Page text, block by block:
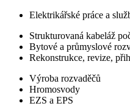
Elektrikářské práce a
Strukturovaná kabeláž
Bytové a průmyslové
Rekonstrukce, revize,
Výroba rozvaděčů
Hromosvody
EZS a EPS